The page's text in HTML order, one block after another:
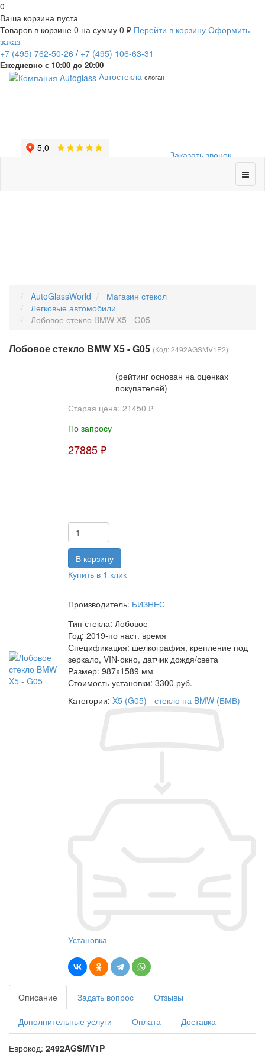
0
Ваша корзина пуста
Товаров в корзине 0 на сумму 0 ₽ Перейти в корзину Оформить
заказ
+7 (495) 762-50-26 / +7 (495) 106-63-31
Ежедневно с 10:00 до 20:00
Заказать звонок
Автостекла слоган
AutoGlassWorld
Магазин стекол
Легковые автомобили
Лобовое стекло BMW X5 - G05
Лобовое стекло BMW X5 - G05 (Код:2492AGSMV1P2)
(рейтинг основан на оценках
покупателей)
Старая цена: 21450 ₽
По запросу
27885 ₽
Купить в 1 клик
Производитель: БИЗНЕС
Тип стекла: Лобовое
Год: 2019-по наст. время
Спецификация: шелкография, крепление под
зеркало, VIN-окно, датчик дождя/света
Размер: 987x1589 мм
Стоимость установки: 3300 руб.
Категории: X5 (G05) - стекло на BMW (БМВ)
Установка
Описание Задать вопрос Отзывы
Дополнительные услуги Оплата Доставка
Еврокод: 2492AGSMV1P